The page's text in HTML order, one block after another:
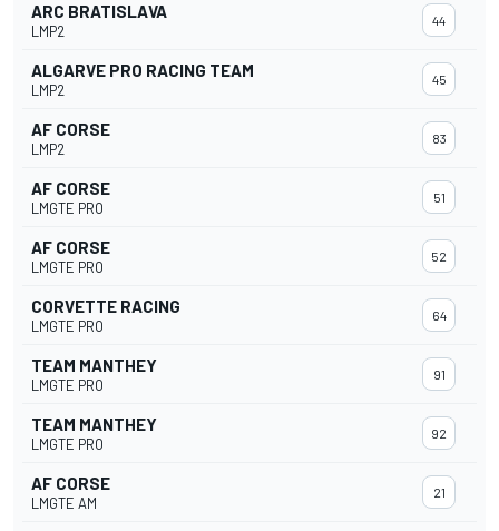
ARC BRATISLAVA
LMP2
44
ALGARVE PRO RACING TEAM
LMP2
45
AF CORSE
LMP2
83
AF CORSE
LMGTE PRO
51
AF CORSE
LMGTE PRO
52
CORVETTE RACING
LMGTE PRO
64
TEAM MANTHEY
LMGTE PRO
91
TEAM MANTHEY
LMGTE PRO
92
AF CORSE
LMGTE AM
21